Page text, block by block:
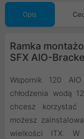
Opis
Ramka
SFX AIO-
Wspornik 120
chłodzenia wodą
chcesz korzystać
możesz
wielkości ITX. W